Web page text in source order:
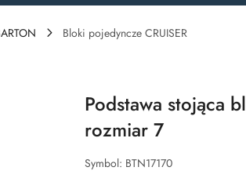
Bloki pojedyncze CRUISER
Podstawa stojąca
rozmiar 7
Symbol: BTN17170